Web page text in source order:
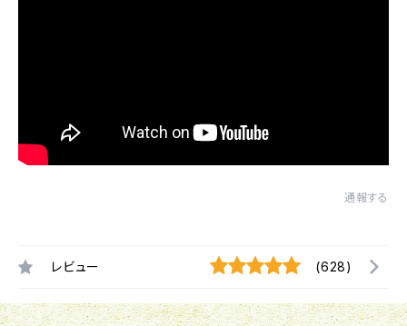
通報する
レビュー (628)